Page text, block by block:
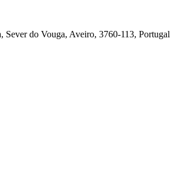
Sever do Vouga, Aveiro, 3760-113, Portugal